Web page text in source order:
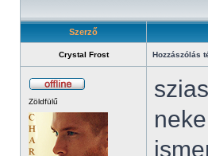
Szerző
Crystal Frost Hozzászólás
Zöldfülű